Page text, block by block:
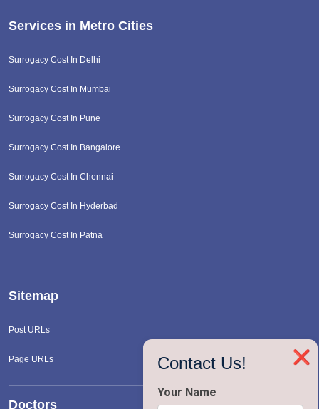
❌
Contact Us!
Your Name
Services in Metro Cities
Surrogacy Cost In Delhi
Surrogacy Cost In Mumbai
Surrogacy Cost In Pune
Surrogacy Cost In Bangalore
Surrogacy Cost In Chennai
Surrogacy Cost In Hyderbad
Surrogacy Cost In Patna
Sitemap
Post URLs
Page URLs
Doctors